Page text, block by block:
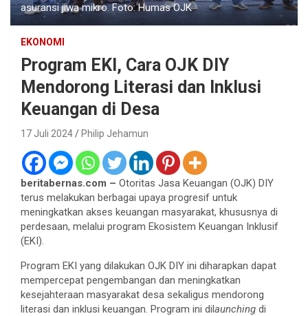
asuransi jiwa mikro. Foto: Humas OJK
EKONOMI
Program EKI, Cara OJK DIY
Mendorong Literasi dan Inklusi
Keuangan di Desa
17 Juli 2024 Philip Jehamun
beritabernas.com – Otoritas Jasa Keuangan (OJK) DIY
terus melakukan berbagai upaya progresif untuk
meningkatkan akses keuangan masyarakat, khususnya di
perdesaan, melalui program Ekosistem Keuangan Inklusif
(EKI).
Program EKI yang dilakukan OJK DIY ini diharapkan dapat
mempercepat pengembangan dan meningkatkan
kesejahteraan masyarakat desa sekaligus mendorong
literasi dan inklusi keuangan. Program ini dilaunching di